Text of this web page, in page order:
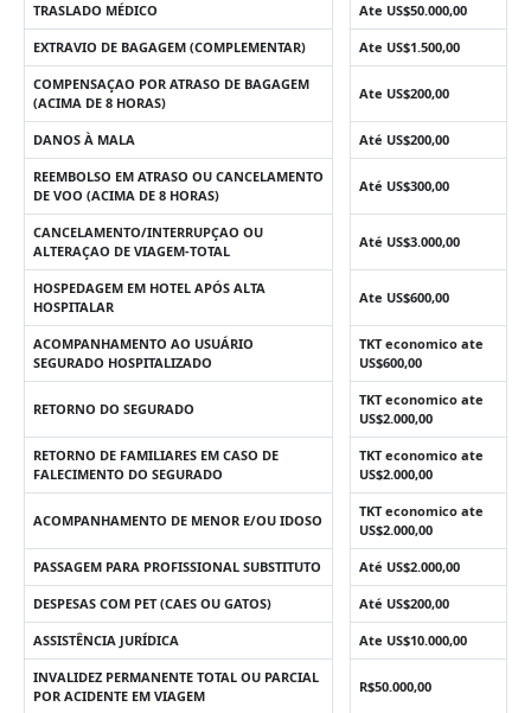
TRASLADO MÉDICO Ate US$50.000,00
EXTRAVIO DE BAGAGEM (COMPLEMENTAR) Ate US$1.500,00
COMPENSAÇAO POR ATRASO DE BAGAGEM
(ACIMA DE 8 HORAS)
Ate US$200,00
DANOS À MALA Até US$200,00
REEMBOLSO EM ATRASO OU CANCELAMENTO
DE VOO (ACIMA DE 8 HORAS)
Até US$300,00
CANCELAMENTO/INTERRUPÇAO OU
ALTERAÇAO DE VIAGEM-TOTAL
Até US$3.000,00
HOSPEDAGEM EM HOTEL APÓS ALTA
HOSPITALAR
Ate US$600,00
ACOMPANHAMENTO AO USUÁRIO
SEGURADO HOSPITALIZADO
TKT economico ate
US$600,00
RETORNO DO SEGURADO
TKT economico ate
US$2.000,00
RETORNO DE FAMILIARES EM CASO DE
FALECIMENTO DO SEGURADO
TKT economico ate
US$2.000,00
ACOMPANHAMENTO DE MENOR E/OU IDOSO
TKT economico ate
US$2.000,00
PASSAGEM PARA PROFISSIONAL SUBSTITUTO Até US$2.000,00
DESPESAS COM PET (CAES OU GATOS) Até US$200,00
ASSISTÊNCIA JURÍDICA Ate US$10.000,00
INVALIDEZ PERMANENTE TOTAL OU PARCIAL
POR ACIDENTE EM VIAGEM
R$50.000,00